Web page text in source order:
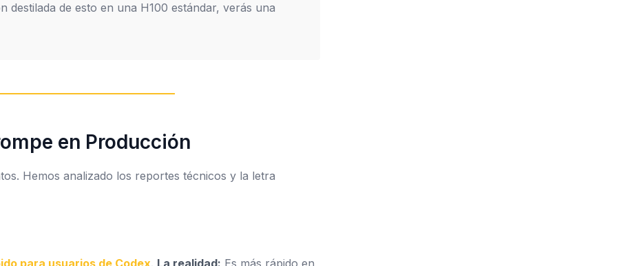
destilada de esto en una H100 estándar, verás una
en Producción
Hemos analizado los reportes técnicos y la letra
para usuarios de Codex. La realidad: Es más rápido en